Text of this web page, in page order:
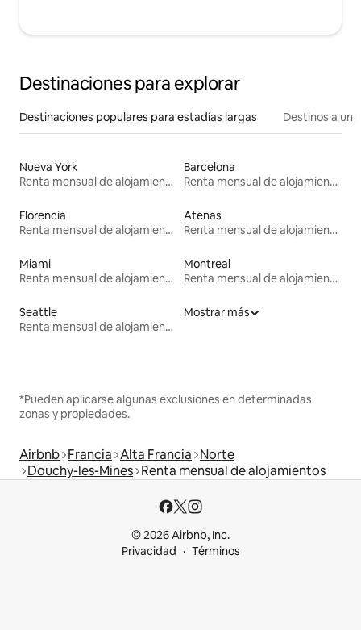
Destinaciones para explorar
Destinaciones populares para estadías largas Destinos a un
Nueva York
Renta mensual de alojamientos
Barcelona
Renta mensual de alojamientos
Florencia
Renta mensual de alojamientos
Atenas
Renta mensual de alojamientos
Miami
Renta mensual de alojamientos
Montreal
Renta mensual de alojamientos
Seattle
Renta mensual de alojamientos
Mostrar más
*Pueden aplicarse algunas exclusiones en determinadas
zonas y propiedades.
Airbnb Francia Alta Francia Norte
Douchy-les-Mines Renta mensual de alojamientos
© 2026 Airbnb, Inc.
Privacidad
Términos